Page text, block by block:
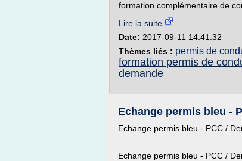
formation complémentaire de
Lire la suite
Date: 2017-09-11 14:41:32
Thèmes liés : permis de
formation permis de
demande
Echange permis bleu -
Echange permis bleu - PCC /
Echange permis bleu - PCC /